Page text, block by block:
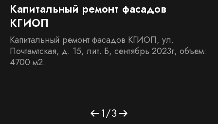
Капитальный ремонт фасадов
КГИОП
Капитальный ремонт фасадов КГИОП, ул.
Почтамтская, д. 15, лит. Б, сентябрь 2023г, объем:
4700 м2.
1/3